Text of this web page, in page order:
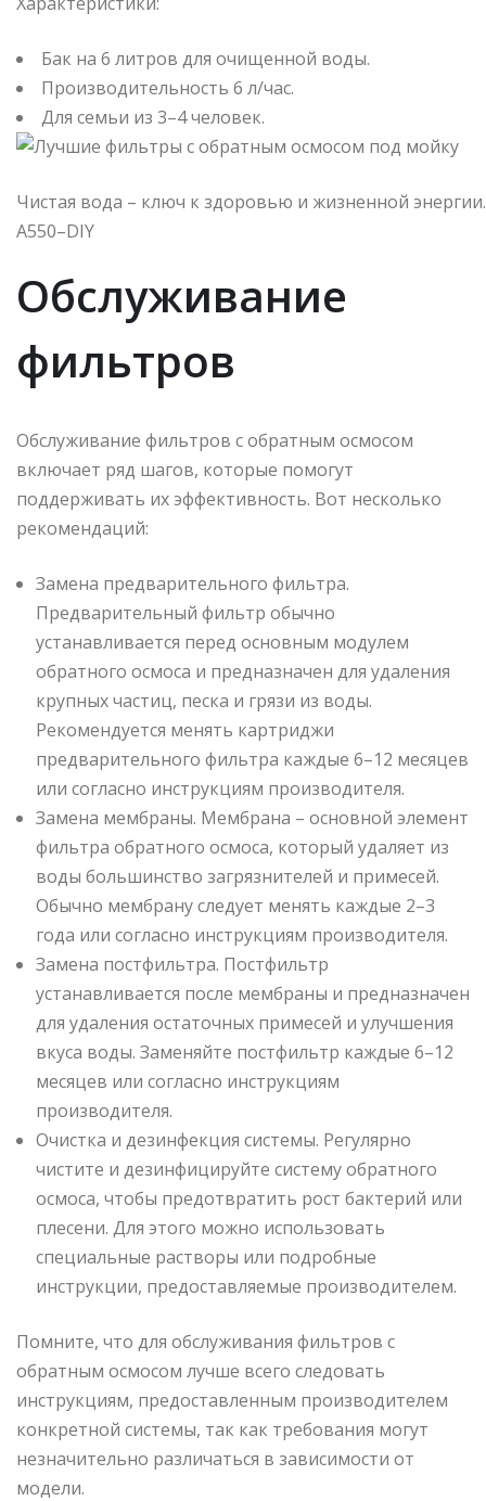
Бак на 6 литров для очищенной воды.
Производительность 6 л/час.
Для семьи из 3–4 человек.
Чистая вода – ключ к здоровью и жизненной
A550–DIY
Обслуживание
фильтров
Обслуживание фильтров с обратным осмосом
включает ряд шагов, которые помогут
поддерживать их эффективность. Вот несколько
рекомендаций:
Замена предварительного фильтра.
Предварительный фильтр обычно
устанавливается перед основным модулем
обратного осмоса и предназначен для удаления
крупных частиц, песка и грязи из воды.
Рекомендуется менять картриджи
предварительного фильтра каждые 6–12 месяцев
или согласно инструкциям производителя.
Замена мембраны. Мембрана – основной элемент
фильтра обратного осмоса, который удаляет из
воды большинство загрязнителей и примесей.
Обычно мембрану следует менять каждые 2–3
года или согласно инструкциям производителя.
Замена постфильтра. Постфильтр
устанавливается после мембраны и предназначен
для удаления остаточных примесей и улучшения
вкуса воды. Заменяйте постфильтр каждые 6–12
месяцев или согласно инструкциям
производителя.
Очистка и дезинфекция системы. Регулярно
чистите и дезинфицируйте систему обратного
осмоса, чтобы предотвратить рост бактерий или
плесени. Для этого можно использовать
специальные растворы или подробные
инструкции, предоставляемые производителем.
Помните, что для обслуживания фильтров с
обратным осмосом лучше всего следовать
инструкциям, предоставленным производителем
конкретной системы, так как требования могут
незначительно различаться в зависимости от
модели.